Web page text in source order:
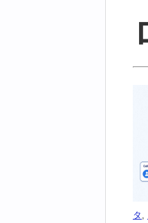
タ ,